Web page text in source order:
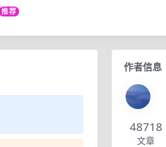
推荐
作者信息
48718
文章